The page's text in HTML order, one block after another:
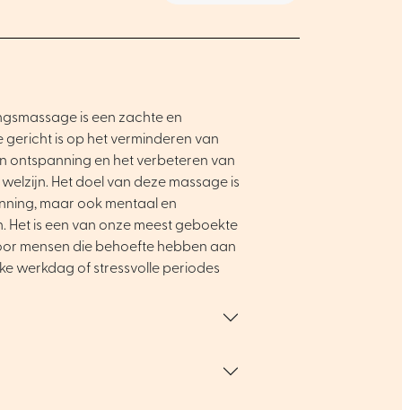
is een zachte en
gericht is op het verminderen van
ontspanning en het verbeteren van
Het doel van deze massage is
maar ook mentaal en
Het is een van onze meest geboekte
mensen die behoefte hebben aan
werkdag of stressvolle periodes